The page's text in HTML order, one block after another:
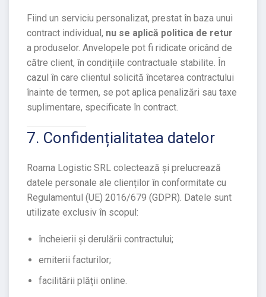
Fiind un serviciu personalizat, prestat în baza unui
contract individual, nu se aplică politica de retur
a produselor. Anvelopele pot fi ridicate oricând de
către client, în condițiile contractuale stabilite. În
cazul în care clientul solicită încetarea contractului
înainte de termen, se pot aplica penalizări sau taxe
suplimentare, specificate în contract.
7. Confidențialitatea datelor
Roama Logistic SRL colectează și prelucrează
datele personale ale clienților în conformitate cu
Regulamentul (UE) 2016/679 (GDPR). Datele sunt
utilizate exclusiv în scopul:
încheierii și derulării contractului;
emiterii facturilor;
facilitării plății online.